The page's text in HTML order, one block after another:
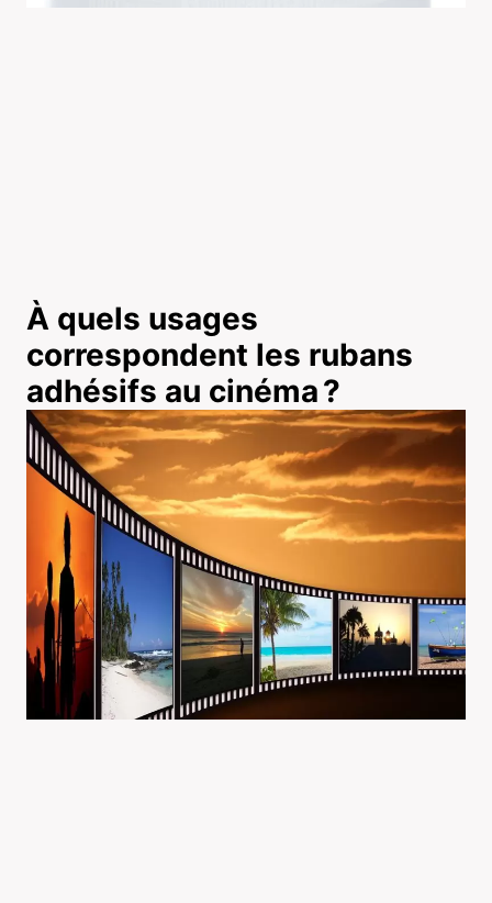
À quels usages
correspondent les rubans
adhésifs au cinéma ?